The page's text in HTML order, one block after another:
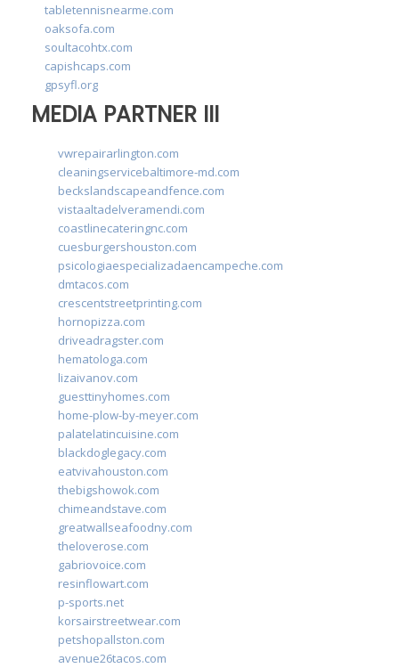
tabletennisnearme.com
oaksofa.com
soultacohtx.com
capishcaps.com
gpsyfl.org
MEDIA PARTNER III
vwrepairarlington.com
cleaningservicebaltimore-md.com
beckslandscapeandfence.com
vistaaltadelveramendi.com
coastlinecateringnc.com
cuesburgershouston.com
psicologiaespecializadaencampeche.com
dmtacos.com
crescentstreetprinting.com
hornopizza.com
driveadragster.com
hematologa.com
lizaivanov.com
guesttinyhomes.com
home-plow-by-meyer.com
palatelatincuisine.com
blackdoglegacy.com
eatvivahouston.com
thebigshowok.com
chimeandstave.com
greatwallseafoodny.com
theloverose.com
gabriovoice.com
resinflowart.com
p-sports.net
korsairstreetwear.com
petshopallston.com
avenue26tacos.com